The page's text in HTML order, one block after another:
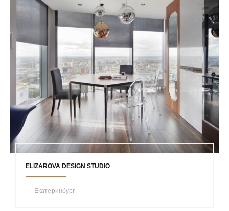
ELIZAROVA DESIGN STUDIO
Екатеринбург